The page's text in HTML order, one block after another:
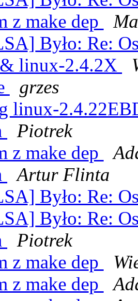
z make dep
Było: Re:
linux-2.4.2X
grzes
linux-
Piotrek
z make dep
Artur Flinta
Było: Re:
Było: Re:
Piotrek
z make dep
z make dep